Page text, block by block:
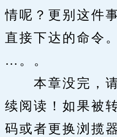
情呢？更别这件
直接下达的命令。
…。。
本章没完，请
续阅读！如果被
码或者更换浏揽